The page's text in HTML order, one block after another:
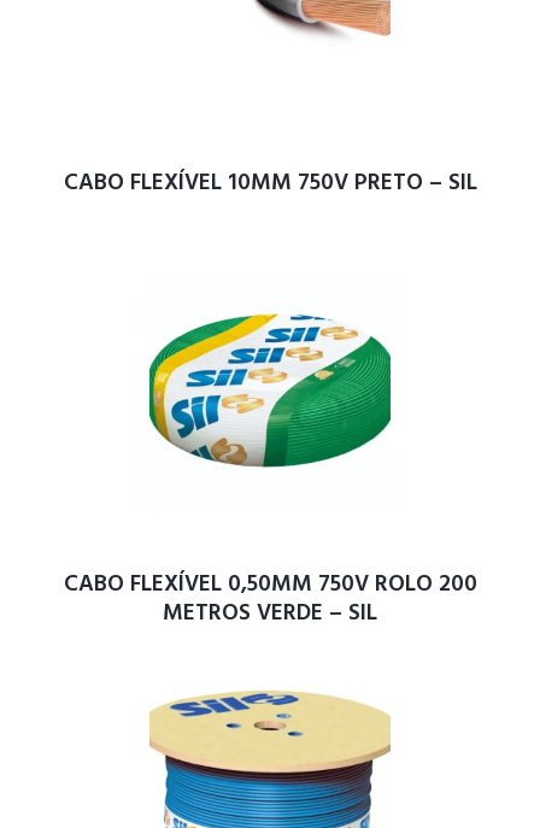
CABO FLEXÍVEL 10MM 750V PRETO – SIL
CABO FLEXÍVEL 0,50MM 750V ROLO 200
METROS VERDE – SIL